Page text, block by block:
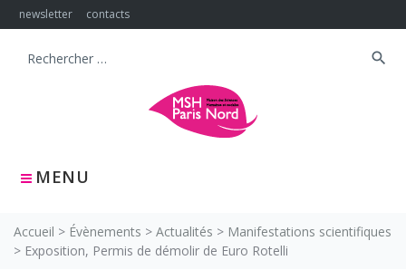
Skip
to
newsletter contacts
MENU
Search
search
Accueil > Évènements > Actualités > Manifestations scientifiques
> Exposition, Permis de démolir de Euro Rotelli